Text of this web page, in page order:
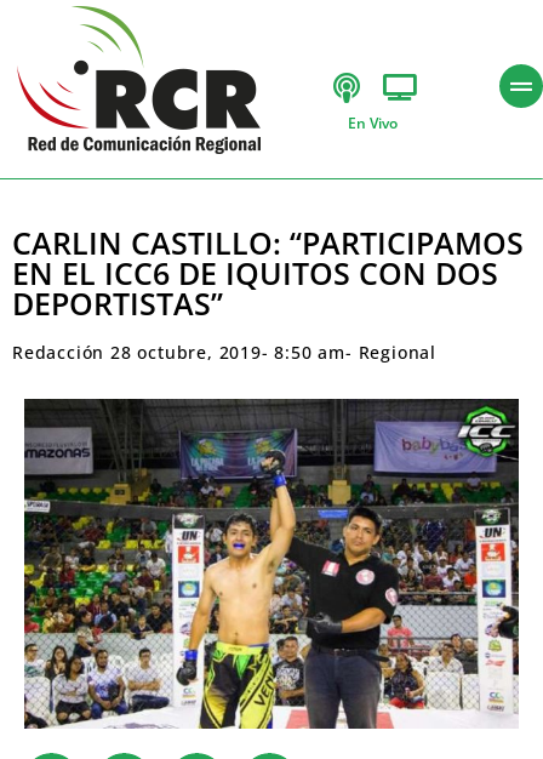
En Vivo
CARLIN CASTILLO: “PARTICIPAMOS
EN EL ICC6 DE IQUITOS CON DOS
DEPORTISTAS”
Redacción 28 octubre, 2019- 8:50 am- Regional